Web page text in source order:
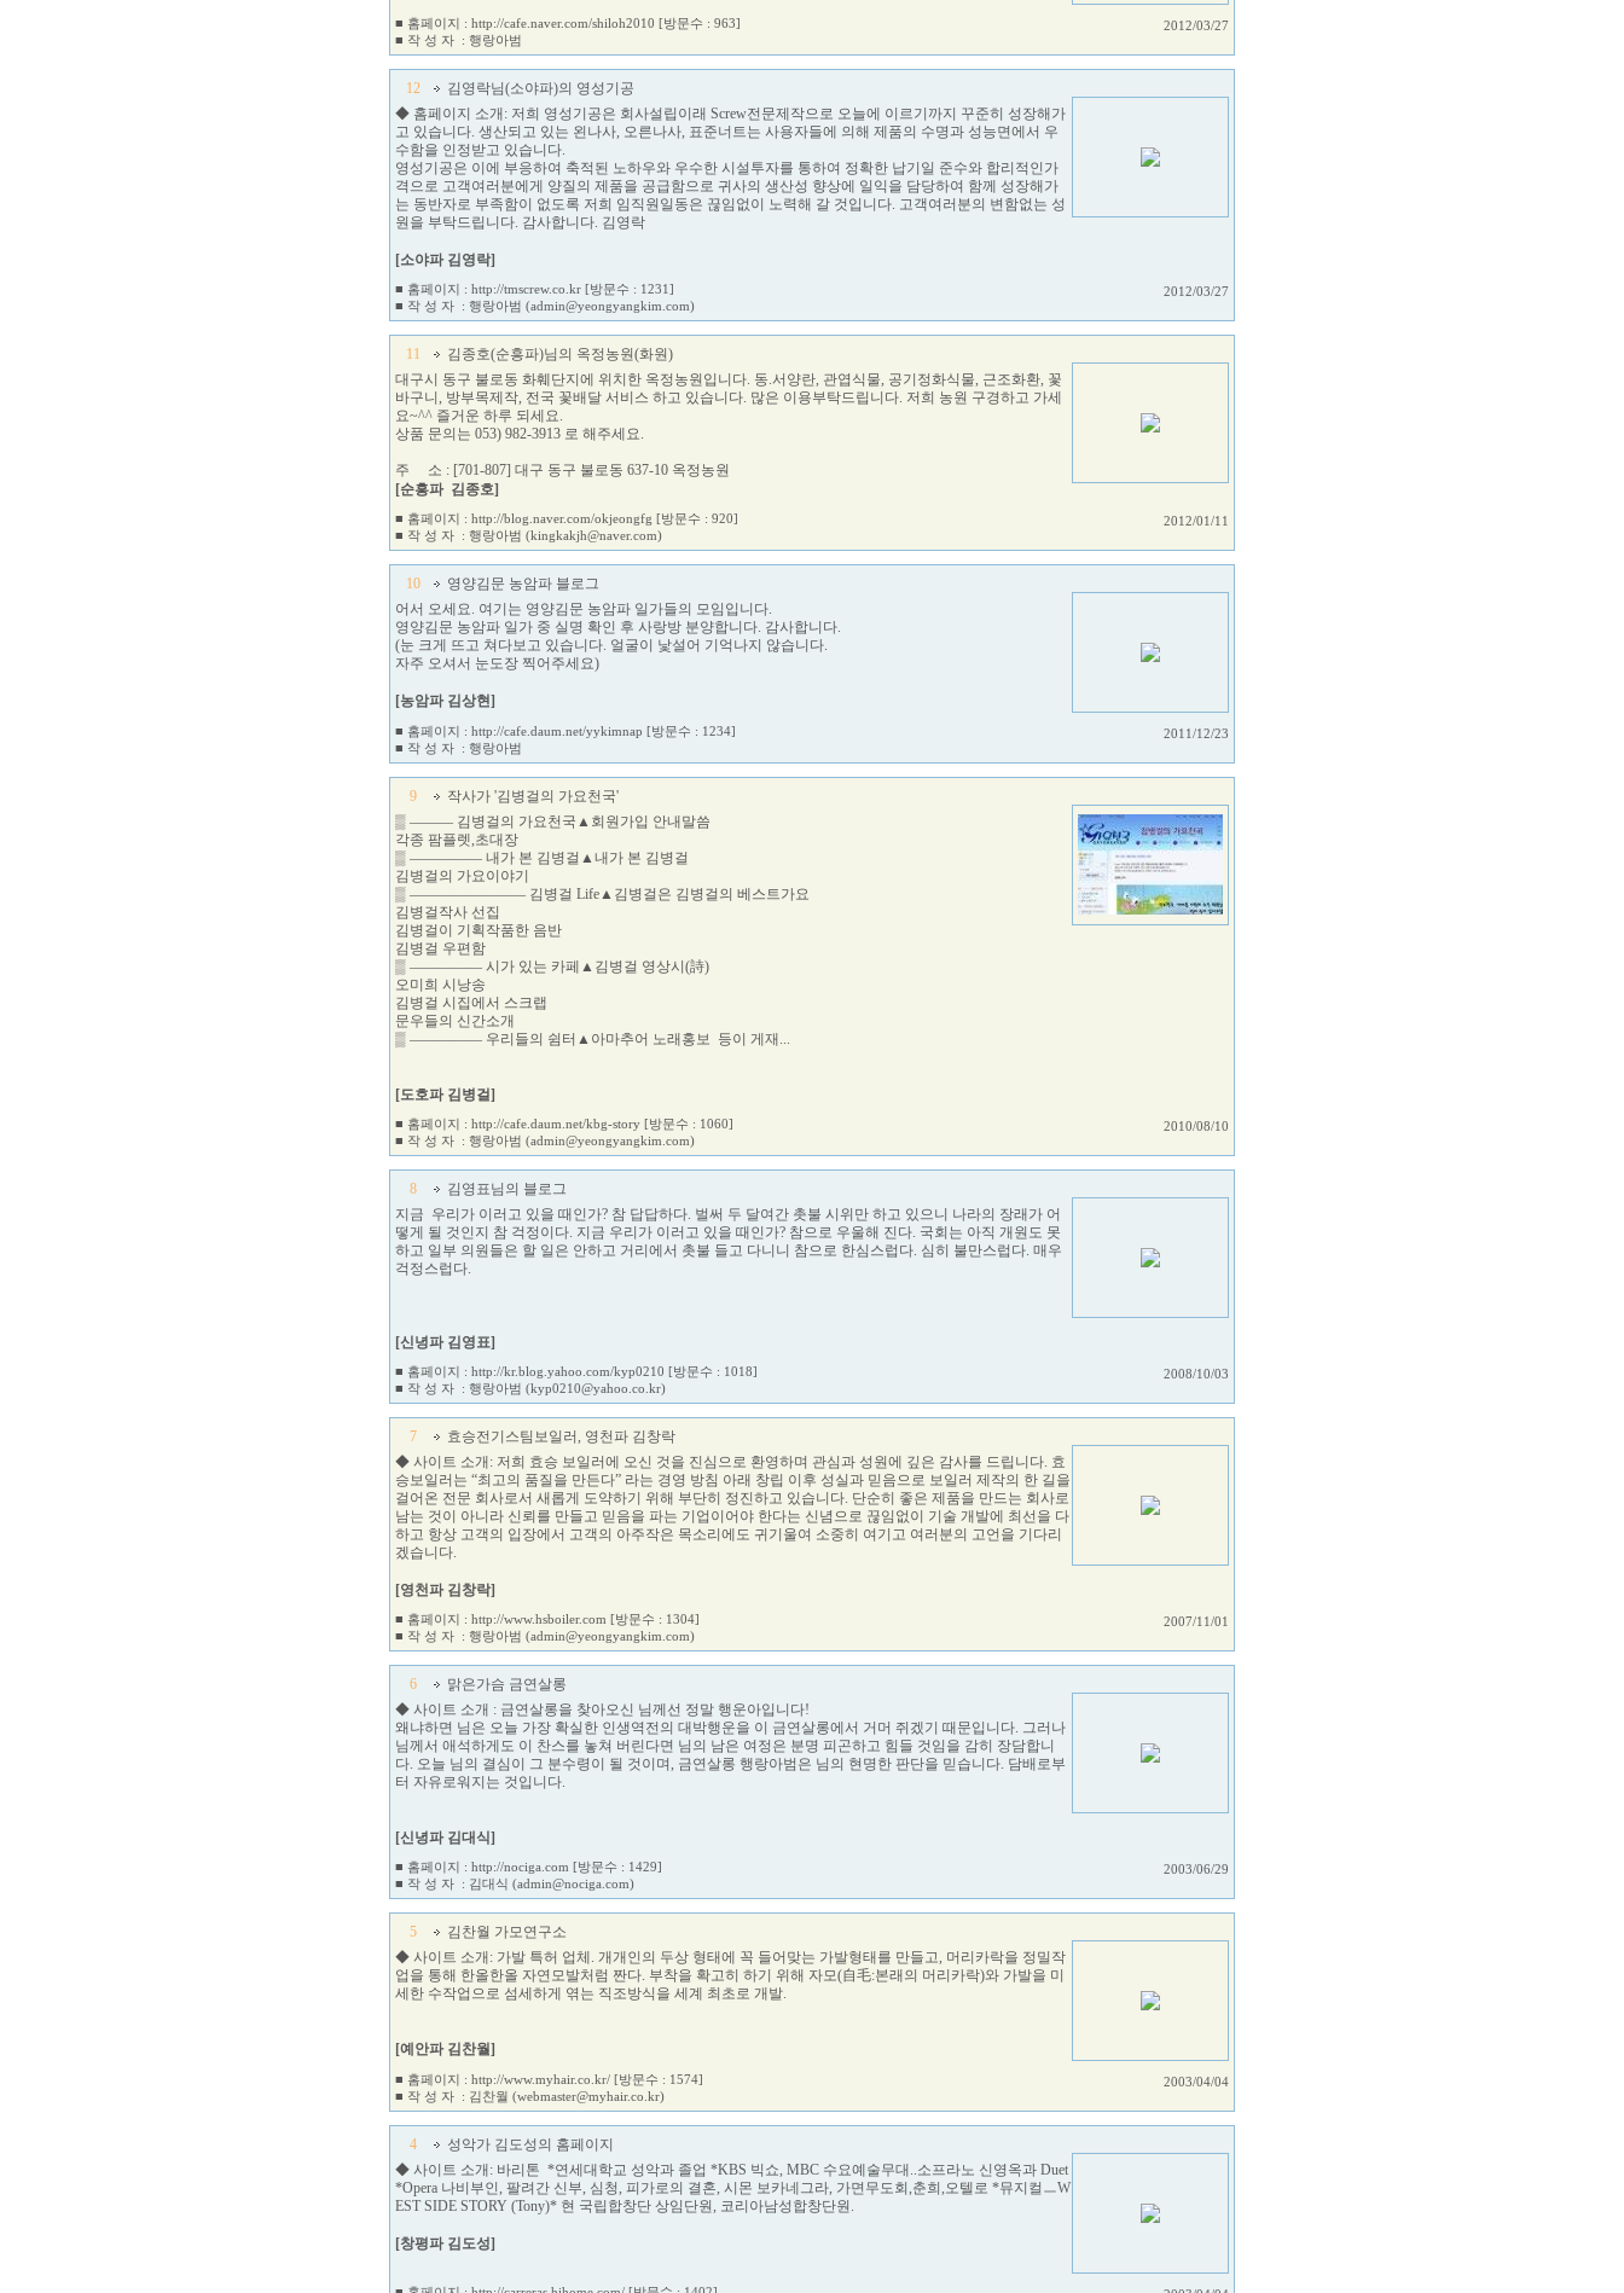
■ 홈페이지 : http://cafe.naver.com/shiloh2010 [방문수 : 963]
2012/03/27
■ 작 성 자 : 행랑아범
12
김영락님(소야파)의 영성기공
◆ 홈페이지 소개: 저희 영성기공은 회사설립이래 Screw전문제작으로 오늘에 이르기까지 꾸준히 성장해가
고 있습니다. 생산되고 있는 왼나사, 오른나사, 표준너트는 사용자들에 의해 제품의 수명과 성능면에서 우
수함을 인정받고 있습니다.
영성기공은 이에 부응하여 축적된 노하우와 우수한 시설투자를 통하여 정확한 납기일 준수와 합리적인가
격으로 고객여러분에게 양질의 제품을 공급함으로 귀사의 생산성 향상에 일익을 담당하여 함께 성장해가
는 동반자로 부족함이 없도록 저희 임직원일동은 끊임없이 노력해 갈 것입니다. 고객여러분의 변함없는 성
원을 부탁드립니다. 감사합니다. 김영락
[소야파 김영락]
■ 홈페이지 : http://tmscrew.co.kr [방문수 : 1231]
2012/03/27
■ 작 성 자 : 행랑아범 (admin@yeongyangkim.com)
11
김종호(순흥파)님의 옥정농원(화원)
대구시 동구 불로동 화훼단지에 위치한 옥정농원입니다. 동.서양란, 관엽식물, 공기정화식물, 근조화환, 꽃
바구니, 방부목제작, 전국 꽃배달 서비스 하고 있습니다. 많은 이용부탁드립니다. 저희 농원 구경하고 가세
요~^^ 즐거운 하루 되세요.
상품 문의는 053) 982-3913 로 해주세요.
주 소 : [701-807] 대구 동구 불로동 637-10 옥정농원
[순흥파 김종호]
■ 홈페이지 : http://blog.naver.com/okjeongfg [방문수 : 920]
2012/01/11
■ 작 성 자 : 행랑아범 (kingkakjh@naver.com)
10
영양김문 농암파 블로그
어서 오세요. 여기는 영양김문 농암파 일가들의 모임입니다.
영양김문 농암파 일가 중 실명 확인 후 사랑방 분양합니다. 감사합니다.
(눈 크게 뜨고 쳐다보고 있습니다. 얼굴이 낯설어 기억나지 않습니다.
자주 오셔서 눈도장 찍어주세요)
[농암파 김상현]
■ 홈페이지 : http://cafe.daum.net/yykimnap [방문수 : 1234]
2011/12/23
■ 작 성 자 : 행랑아범
9
작사가 '김병걸의 가요천국'
▒ ――― 김병걸의 가요천국▲회원가입 안내말씀
각종 팜플렛,초대장
▒ ――――― 내가 본 김병걸▲내가 본 김병걸
김병걸의 가요이야기
▒ ―――――――― 김병걸 Life▲김병걸은 김병걸의 베스트가요
김병걸작사 선집
김병걸이 기획작품한 음반
김병걸 우편함
▒ ――――― 시가 있는 카페▲김병걸 영상시(詩)
오미희 시낭송
김병걸 시집에서 스크랩
문우들의 신간소개
▒ ――――― 우리들의 쉼터▲아마추어 노래홍보 등이 게재...
[도호파 김병걸]
■ 홈페이지 : http://cafe.daum.net/kbg-story [방문수 : 1060]
2010/08/10
■ 작 성 자 : 행랑아범 (admin@yeongyangkim.com)
8
김영표님의 블로그
지금 우리가 이러고 있을 때인가? 참 답답하다. 벌써 두 달여간 촛불 시위만 하고 있으니 나라의 장래가 어
떻게 될 것인지 참 걱정이다. 지금 우리가 이러고 있을 때인가? 참으로 우울해 진다. 국회는 아직 개원도 못
하고 일부 의원들은 할 일은 안하고 거리에서 촛불 들고 다니니 참으로 한심스럽다. 심히 불만스럽다. 매우
걱정스럽다.
[신녕파 김영표]
■ 홈페이지 : http://kr.blog.yahoo.com/kyp0210 [방문수 : 1018]
2008/10/03
■ 작 성 자 : 행랑아범 (kyp0210@yahoo.co.kr)
7
효승전기스팀보일러, 영천파 김창락
◆ 사이트 소개: 저희 효승 보일러에 오신 것을 진심으로 환영하며 관심과 성원에 깊은 감사를 드립니다. 효
승보일러는 “최고의 품질을 만든다” 라는 경영 방침 아래 창립 이후 성실과 믿음으로 보일러 제작의 한 길을
걸어온 전문 회사로서 새롭게 도약하기 위해 부단히 정진하고 있습니다. 단순히 좋은 제품을 만드는 회사로
남는 것이 아니라 신뢰를 만들고 믿음을 파는 기업이어야 한다는 신념으로 끊임없이 기술 개발에 최선을 다
하고 항상 고객의 입장에서 고객의 아주작은 목소리에도 귀기울여 소중히 여기고 여러분의 고언을 기다리
겠습니다.
[영천파 김창락]
■ 홈페이지 : http://www.hsboiler.com [방문수 : 1304]
2007/11/01
■ 작 성 자 : 행랑아범 (admin@yeongyangkim.com)
6
맑은가슴 금연살롱
◆ 사이트 소개 : 금연살롱을 찾아오신 님께선 정말 행운아입니다!
왜냐하면 님은 오늘 가장 확실한 인생역전의 대박행운을 이 금연살롱에서 거머 쥐겠기 때문입니다. 그러나
님께서 애석하게도 이 찬스를 놓쳐 버린다면 님의 남은 여정은 분명 피곤하고 힘들 것임을 감히 장담합니
다. 오늘 님의 결심이 그 분수령이 될 것이며, 금연살롱 행랑아범은 님의 현명한 판단을 믿습니다. 담배로부
터 자유로워지는 것입니다.
[신녕파 김대식]
■ 홈페이지 : http://nociga.com [방문수 : 1429]
2003/06/29
■ 작 성 자 : 김대식 (admin@nociga.com)
5
김찬월 가모연구소
◆ 사이트 소개: 가발 특허 업체. 개개인의 두상 형태에 꼭 들어맞는 가발형태를 만들고, 머리카락을 정밀작
업을 통해 한올한올 자연모발처럼 짠다. 부착을 확고히 하기 위해 자모(自毛:본래의 머리카락)와 가발을 미
세한 수작업으로 섬세하게 엮는 직조방식을 세계 최초로 개발.
[예안파 김찬월]
■ 홈페이지 : http://www.myhair.co.kr/ [방문수 : 1574]
2003/04/04
■ 작 성 자 : 김찬월 (webmaster@myhair.co.kr)
4
성악가 김도성의 홈페이지
◆ 사이트 소개: 바리톤 *연세대학교 성악과 졸업 *KBS 빅쇼, MBC 수요예술무대..소프라노 신영옥과 Duet
*Opera 나비부인, 팔려간 신부, 심청, 피가로의 결혼, 시몬 보카네그라, 가면무도회,춘희,오텔로 *뮤지컬ㅡW
EST SIDE STORY (Tony)* 현 국립합창단 상임단원, 코리아남성합창단원.
[창평파 김도성]